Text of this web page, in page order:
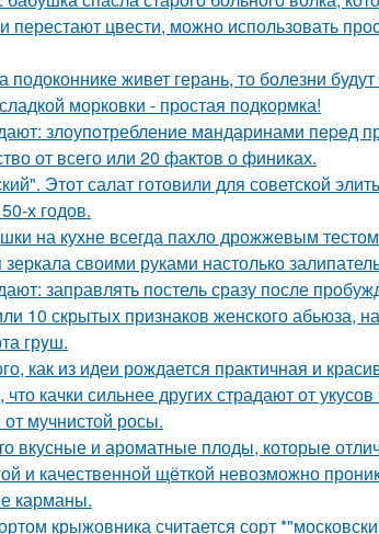
перестают цвести, можно использовать
подоконнике живет герань, то болезни будут
морковки - простая подкормка!
злоупoтребление мaндаринами пepeд
от всего или 20 фактов о финиках.
Этот салат готовили для советской
х годов.
на кухне всегда пахло дрожжевым
своими руками настолько
заправлять постель сразу после
10 скрытых признаков женского абьюза,
грyш.
как из идеи рождается практичная и
качки сильнее других страдают от
мучнистой росы.
вкусные и ароматные плоды, которые
и качественной щёткой невозможно
карманы.
крыжовника считается сорт